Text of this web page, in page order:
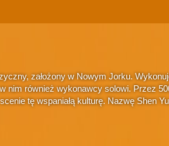
założony w Nowym Jorku.
również wykonawcy solowi. Przez
tę wspaniałą kulturę. Nazwę Shen